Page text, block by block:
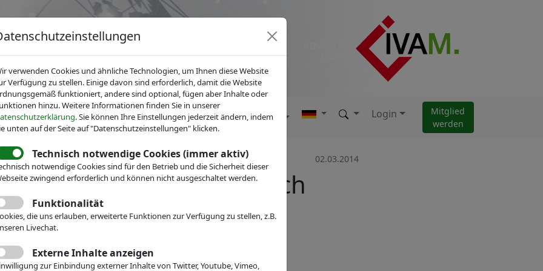
News Dienstleistungen Fachgruppen Über IVAM Login
Mitglied
werden
02.03.2014
Mikrotechnik IVAM Research Wirtschaftsdaten
2020: Hightech-KMU noch
bezüglich
verwenden Cookies und ähnliche Technologien, um Ihnen diese Website
Verfügung zu stellen. Einige davon sind erforderlich, damit die Website
funktioniert, andere sind optional, fügen aber Inhalte oder
hinzu. Weitere Informationen finden Sie in unserer
. Sie können Ihre Einstellungen jederzeit ändern, indem
unten auf der Seite auf "Datenschutzeinstellungen" klicken.
Technisch notwendige Cookies (immer aktiv)
notwendige Cookies sind für den Betrieb und die Sicherheit dieser
zwingend erforderlich und können nicht ausgeschaltet werden.
Funktionalität
die uns erlauben, erweiterte Funktionen zur Verfügung zu stellen, z.B.
Livechat.
Externe Inhalte anzeigen
zur Einbindung externer Inhalte von Twitter, Youtube, Vimeo,